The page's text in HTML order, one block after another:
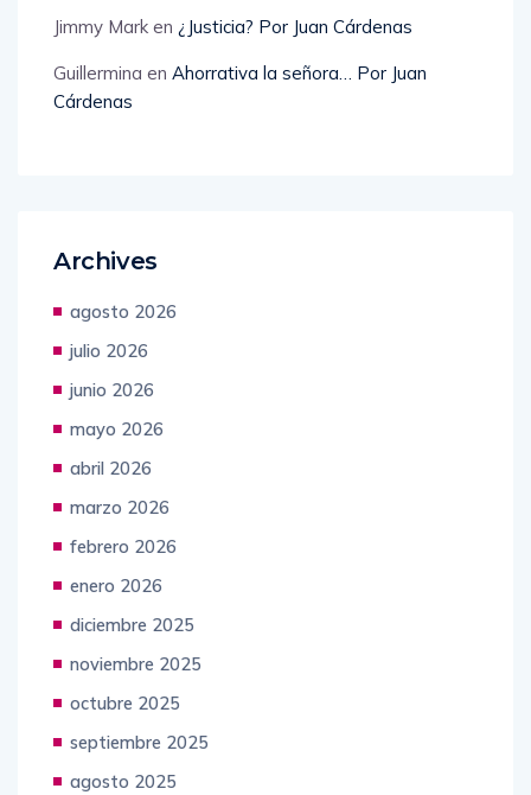
Jimmy Mark en ¿Justicia? Por Juan Cárdenas
Guillermina en Ahorrativa la señora… Por Juan
Cárdenas
Archives
agosto 2026
julio 2026
junio 2026
mayo 2026
abril 2026
marzo 2026
febrero 2026
enero 2026
diciembre 2025
noviembre 2025
octubre 2025
septiembre 2025
agosto 2025